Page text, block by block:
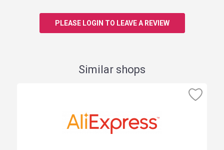
PLEASE LOGIN TO LEAVE A REVIEW
Similar shops